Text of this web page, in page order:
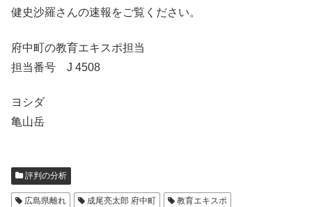
健史沙羅さんの速報をご覧ください。
府中町の教育エキスポ担当
担当番号 J 4508
ヨシダ
亀山岳
評判の分析
広島県離れ 成尾亮太郎 府中町
教育エキスポ